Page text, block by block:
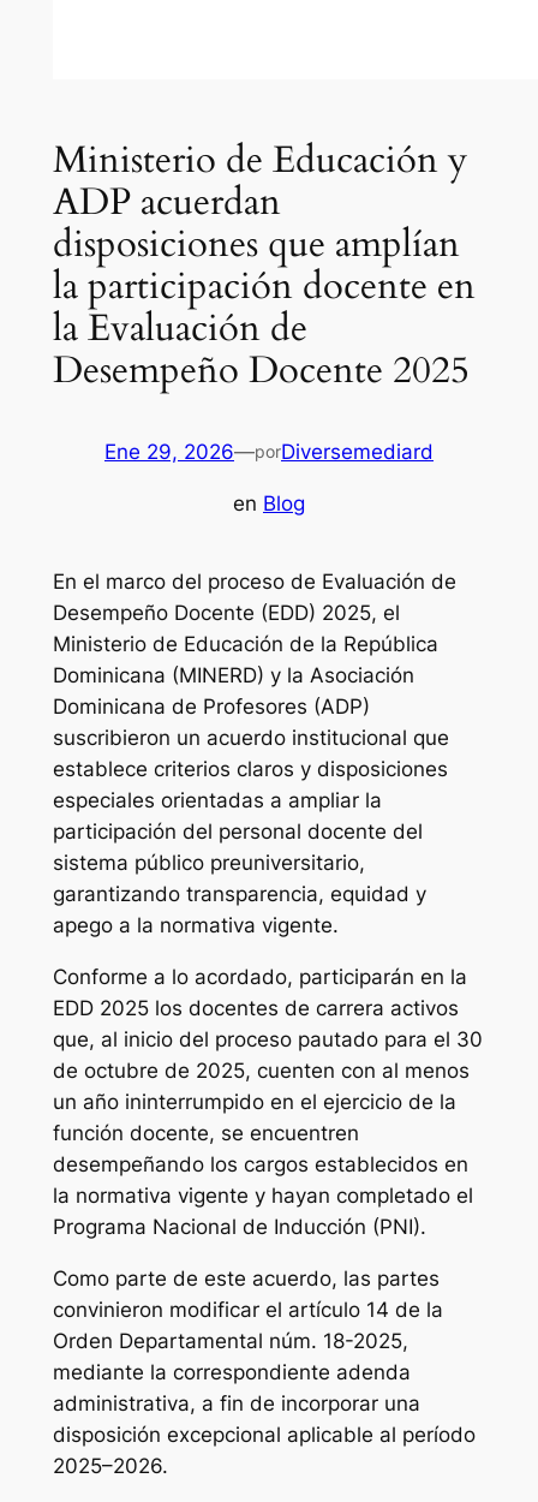
Ministerio de Educación y
ADP acuerdan
disposiciones que amplían
la participación docente en
la Evaluación de
Desempeño Docente 2025
Ene 29, 2026—porDiversemediard
en Blog
En el marco del proceso de Evaluación de
Desempeño Docente (EDD) 2025, el
Ministerio de Educación de la República
Dominicana (MINERD) y la Asociación
Dominicana de Profesores (ADP)
suscribieron un acuerdo institucional que
establece criterios claros y disposiciones
especiales orientadas a ampliar la
participación del personal docente del
sistema público preuniversitario,
garantizando transparencia, equidad y
apego a la normativa vigente.
Conforme a lo acordado, participarán en la
EDD 2025 los docentes de carrera activos
que, al inicio del proceso pautado para el 30
de octubre de 2025, cuenten con al menos
un año ininterrumpido en el ejercicio de la
función docente, se encuentren
desempeñando los cargos establecidos en
la normativa vigente y hayan completado el
Programa Nacional de Inducción (PNI).
Como parte de este acuerdo, las partes
convinieron modificar el artículo 14 de la
Orden Departamental núm. 18-2025,
mediante la correspondiente adenda
administrativa, a fin de incorporar una
disposición excepcional aplicable al período
2025–2026.